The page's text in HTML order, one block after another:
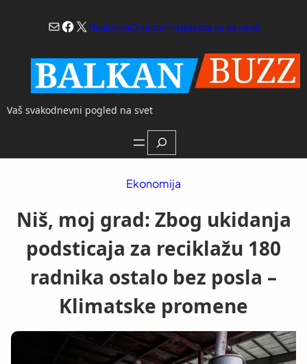
Mail
Facebook
X NaslovnaO namaPretplatite se na vesti
Vaš svakodnevni pogled na svet
Search
Ekonomija
Niš, moj grad: Zbog ukidanja
podsticaja za reciklažu 180
radnika ostalo bez posla –
Klimatske promene